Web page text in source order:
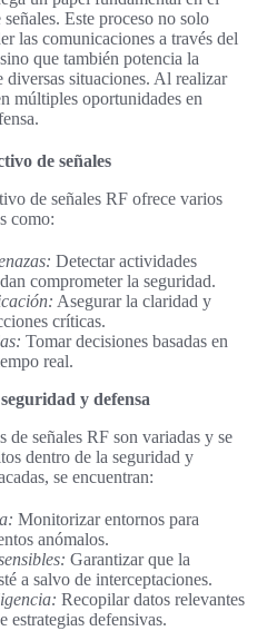
Este proceso no solo
las comunicaciones a través del
que también potencia la
diversas situaciones. Al realizar
múltiples oportunidades en
de señales
de señales RF ofrece varios
como:
Detectar actividades
comprometer la seguridad.
Asegurar la claridad y
críticas.
Tomar decisiones basadas en
real.
y defensa
de señales RF son variadas y se
dentro de la seguridad y
se encuentran:
Monitorizar entornos para
anómalos.
Garantizar que la
a salvo de interceptaciones.
Recopilar datos relevantes
estrategias defensivas.